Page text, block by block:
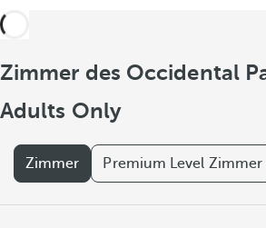
Zimmer des Occidental
Adults Only
Zimmer Premium Level Zimmer